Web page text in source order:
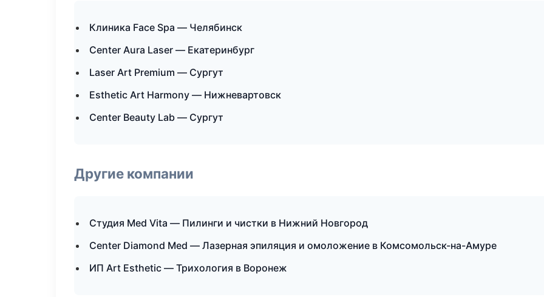
Клиника Face Spa — Челябинск
Center Aura Laser — Екатеринбург
Laser Art Premium — Сургут
Esthetic Art Harmony — Нижневартовск
Center Beauty Lab — Сургут
Другие компании
Студия Med Vita — Пилинги и чистки в Нижний Новгород
Center Diamond Med — Лазерная эпиляция и омоложение в Комсомольск-на-Амуре
ИП Art Esthetic — Трихология в Воронеж